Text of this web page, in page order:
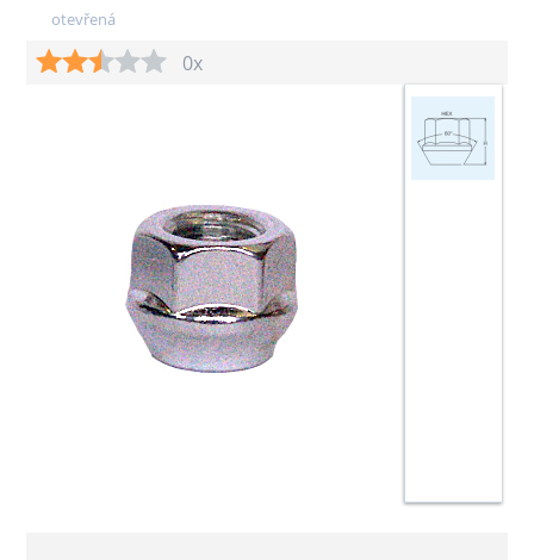
otevřená
0x